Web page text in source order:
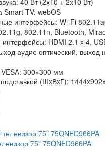
Smart TV: webOS
интерфейсы: Wi-Fi
802.11n, Bluetooth,
интерфейсы: HDMI 2.1 x 4,
аудио оптический, выход
VESA: 300×300 мм
(ШxВxГ):
75" 75QNED966PA